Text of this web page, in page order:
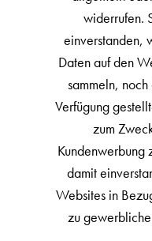
widerrufen.
einverstanden,
Daten auf den
sammeln,
Verfügung
zum
Kundenwerbung
damit
Websites in
zu